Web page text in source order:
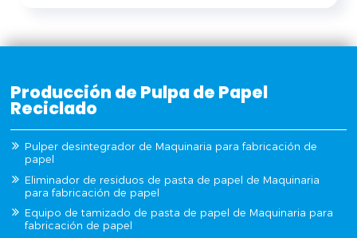
Producción de Pulpa de Papel
Reciclado
Pulper desintegrador de Maquinaria para fabricación de
papel
Eliminador de residuos de pasta de papel de Maquinaria
para fabricación de papel
Equipo de tamizado de pasta de papel de Maquinaria para
fabricación de papel